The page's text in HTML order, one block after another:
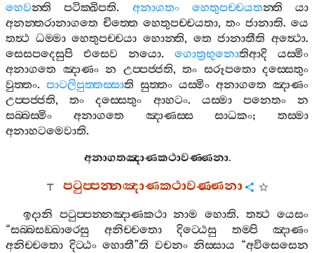
හෙවන‍්ති පටික‍්ඛිපති. අනාගතං හෙතුපච‍්චයතන‍්ති
යා
අනන‍්තරානාගතෙ චිත‍්තෙ හෙතුපච‍්චයතා, තං ජානාති. යෙ
තත්‍ථ ධම‍්මා හෙතුපච‍්චයා හොන‍්ති, තෙ ජානාතීති අත්‍ථො.
සෙසපදෙසුපි
එසෙව නයො. ගොත්‍රභුනොතිආදි
යස‍්මිං
අනාගතෙ ඤාණං න උප‍්පජ‍්ජති, තං සරූපතො දස‍්සෙතුං
වුත‍්තං. පාටලිපුත‍්තස‍්සාති සුත‍්තං යස‍්මිං අනාගතෙ ඤාණං
උප‍්පජ‍්ජති,තං දස‍්සෙතුං ආහටං. යස‍්මා පනෙතං
න
සබ‍්බස‍්මිං
අනාගතෙ ඤාණස‍්ස සාධකං; තස‍්මා
අනාහටමෙවාති.
අනාගතඤාණකථාවණ‍්ණනා.
පටුප‍්පන‍්නඤාණකථාවණ‍්ණනා
ඉදානි පටුප‍්පන‍්නඤාණකථා නාම හොති.තත්‍ථ යෙසං
“සබ‍්බසඞ‍්ඛාරෙසු අනිච‍්චතො දිට‍්ඨෙසු තම‍්පි
ඤාණං
අනිච‍්චතො දිට‍්ඨං හොතී”ති වචනං නිස‍්සාය “අවිසෙසෙන